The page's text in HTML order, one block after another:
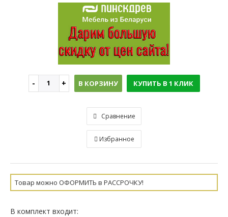
В КОРЗИНУ КУПИТЬ В 1 КЛИК
Сравнение
Избранное
Товар можно ОФОРМИТЬ в РАССРОЧКУ!
В комплект входит: